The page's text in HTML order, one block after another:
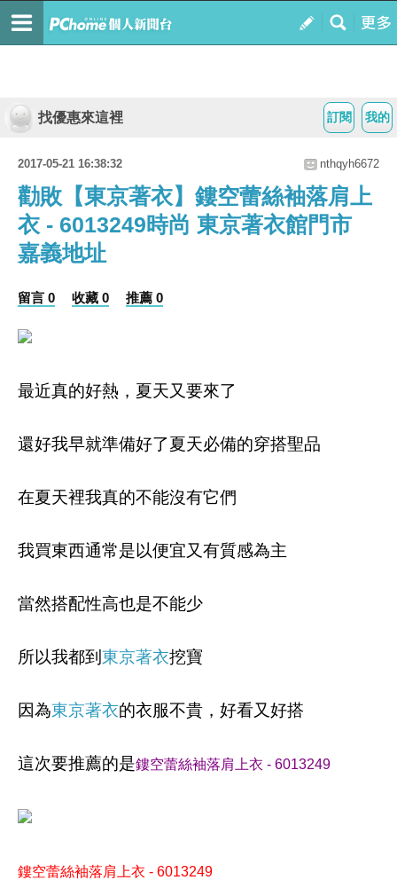
我的
訂閱
找優惠來這裡
2017-05-21 16:38:32 nthqyh6672
勸敗【東京著衣】鏤空蕾絲袖落肩上
衣 - 6013249時尚 東京著衣館門市
嘉義地址
留言 0 收藏 0 推薦 0
最近真的好熱，夏天又要來了
還好我早就準備好了夏天必備的穿搭聖品
在夏天裡我真的不能沒有它們
我買東西通常是以便宜又有質感為主
當然搭配性高也是不能少
所以我都到 東京著衣挖寶
因為東京著衣的衣服不貴，好看又好搭
這次要推薦的是鏤空蕾絲袖落肩上衣 - 6013249
鏤空蕾絲袖落肩上衣 - 6013249